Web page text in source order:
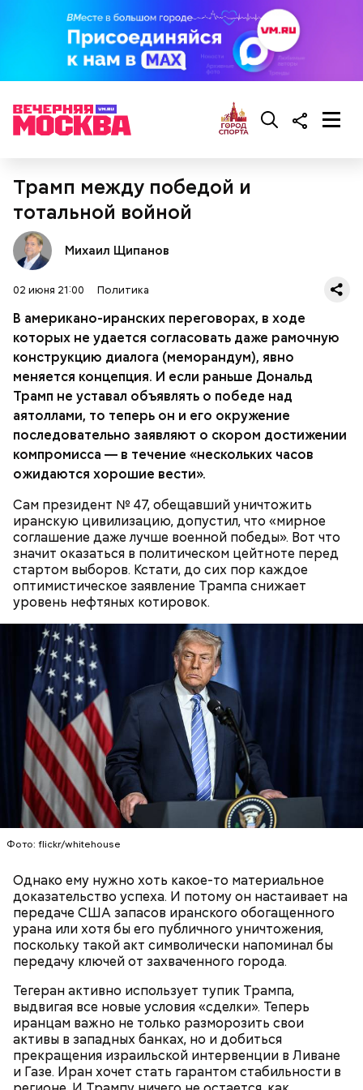
Трамп между победой и
тотальной войной
Михаил Щипанов
02 июня 21:00 Политика
В американо-иранских переговорах, в ходе
которых не удается согласовать даже рамочную
конструкцию диалога (меморандум), явно
меняется концепция. И если раньше Дональд
Трамп не уставал объявлять о победе над
аятоллами, то теперь он и его окружение
последовательно заявляют о скором достижении
компромисса — в течение «нескольких часов
ожидаются хорошие вести».
Сам президент № 47, обещавший уничтожить
иранскую цивилизацию, допустил, что «мирное
соглашение даже лучше военной победы». Вот что
значит оказаться в политическом цейтноте перед
стартом выборов. Кстати, до сих пор каждое
оптимистическое заявление Трампа снижает
уровень нефтяных котировок.
Фото: flickr/whitehouse
Однако ему нужно хоть какое-то материальное
доказательство успеха. И потому он настаивает на
передаче США запасов иранского обогащенного
урана или хотя бы его публичного уничтожения,
поскольку такой акт символически напоминал бы
передачу ключей от захваченного города.
Тегеран активно использует тупик Трампа,
выдвигая все новые условия «сделки». Теперь
иранцам важно не только разморозить свои
активы в западных банках, но и добиться
прекращения израильской интервенции в Ливане
и Газе. Иран хочет стать гарантом стабильности в
День «Счастье случается»
День «Счастье случается» был инициирован
Тайным обществом счастливых людей, чтобы
напомнить людям, что счастье на самом деле
кроется в мелочах. Отпраздновать этот день
можно, поделившись с другими людьми
счастливыми моментами из своей жизни.
Противень ставится в духовку, разогретую до 180–
190 градусов. Спагетти из кабачка нужно запекать
25–30 минут.
Уберут отеки и улучшат зрение:
диетолог Соломатина рассказала
о пользе кабачков
Кабачки, тушеные с курицей
Ингредиенты:
растительное масло;
соль, перец по вкусу;
Как приготовить домашний
майонез: три простых рецепта
Эндокринолог Куликова
объяснила, в чем заключается
польза сезонных овощей и
фруктов